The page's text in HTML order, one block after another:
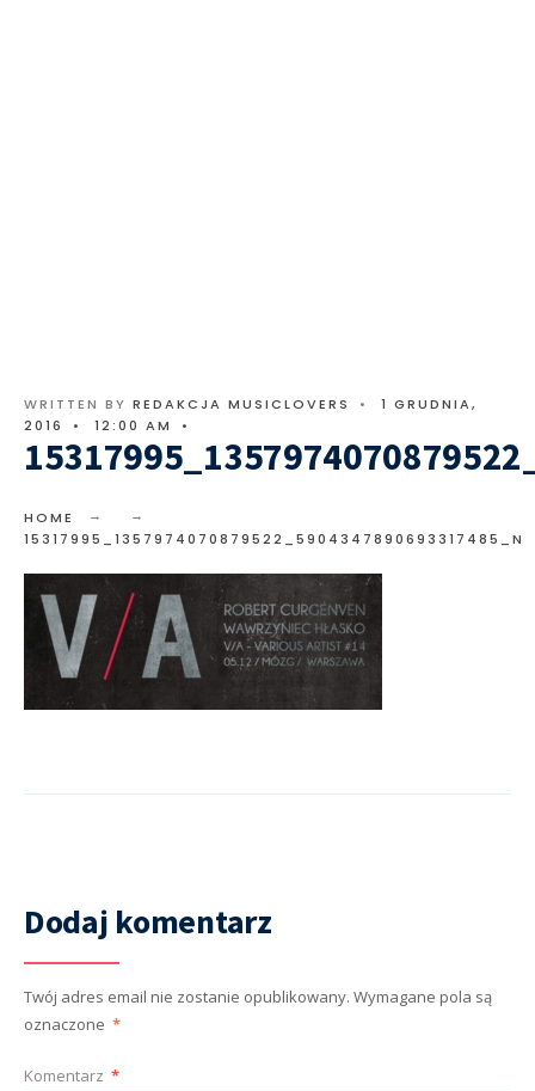
WRITTEN BY REDAKCJA MUSICLOVERS •
1 GRUDNIA,
2016
• 12:00 AM •
HOME
15317995_1357974070879522_5904347890693317485_N
Dodaj komentarz
Twój adres email nie zostanie opublikowany. Wymagane pola są
oznaczone *
Komentarz *